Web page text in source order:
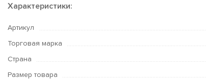
Характеристики:
Артикул
Торговая марка
Страна
Размер товара